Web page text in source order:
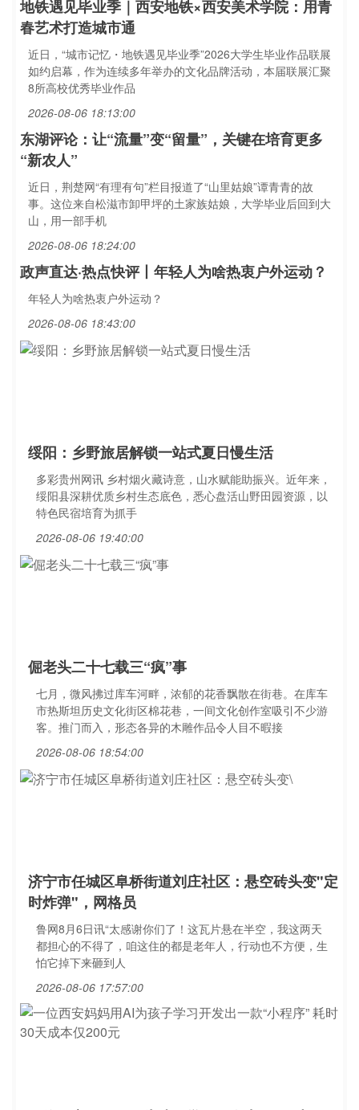
地铁遇见毕业季｜西安地铁×西安美术学院：用青
春艺术打造城市通
近日，“城市记忆・地铁遇见毕业季”2026大学生毕业作品联展
如约启幕，作为连续多年举办的文化品牌活动，本届联展汇聚
8所高校优秀毕业作品
2026-08-06 18:13:00
东湖评论：让“流量”变“留量”，关键在培育更多
“新农人”
近日，荆楚网“有理有句”栏目报道了“山里姑娘”谭青青的故
事。这位来自松滋市卸甲坪的土家族姑娘，大学毕业后回到大
山，用一部手机
2026-08-06 18:24:00
政声直达·热点快评丨年轻人为啥热衷户外运动？
年轻人为啥热衷户外运动？
2026-08-06 18:43:00
绥阳：乡野旅居解锁一站式夏日慢生活
多彩贵州网讯 乡村烟火藏诗意，山水赋能助振兴。近年来，
绥阳县深耕优质乡村生态底色，悉心盘活山野田园资源，以
特色民宿培育为抓手
2026-08-06 19:40:00
倔老头二十七载三“疯”事
七月，微风拂过库车河畔，浓郁的花香飘散在街巷。在库车
市热斯坦历史文化街区棉花巷，一间文化创作室吸引不少游
客。推门而入，形态各异的木雕作品令人目不暇接
2026-08-06 18:54:00
济宁市任城区阜桥街道刘庄社区：悬空砖头变"定
时炸弹"，网格员
鲁网8月6日讯“太感谢你们了！这瓦片悬在半空，我这两天
都担心的不得了，咱这住的都是老年人，行动也不方便，生
怕它掉下来砸到人
2026-08-06 17:57:00